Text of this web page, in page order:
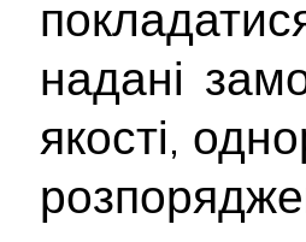
надані
якості,